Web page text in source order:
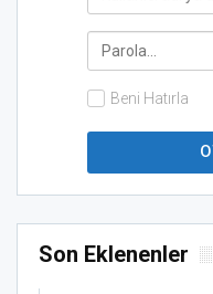
Beni Hatırla
Son Eklenenler